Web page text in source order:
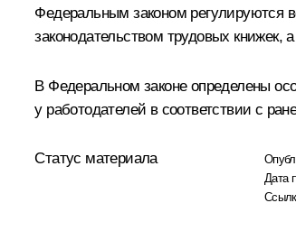
Федеральным законом регулируются
законодательством трудовых
В Федеральном законе определены
у работодателей в соответствии с
Статус материала
Дата